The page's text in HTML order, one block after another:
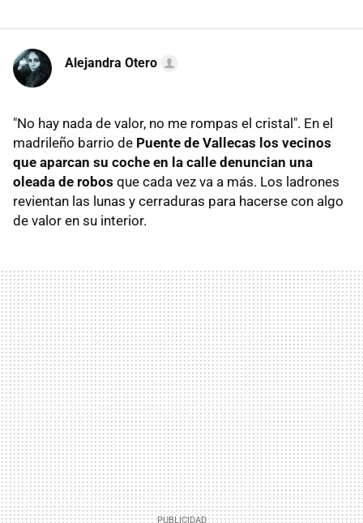
Alejandra Otero
"No hay nada de valor, no me rompas el cristal". En el
madrileño barrio de Puente de Vallecas los vecinos
que aparcan su coche en la calle denuncian una
oleada de robos que cada vez va a más. Los ladrones
revientan las lunas y cerraduras para hacerse con algo
de valor en su interior.